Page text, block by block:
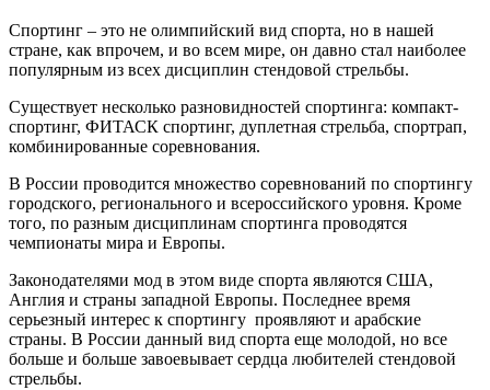
Спортинг – это не олимпийский вид спорта, но в нашей
стране, как впрочем, и во всем мире, он давно стал наиболее
популярным из всех дисциплин стендовой стрельбы.
Существует несколько разновидностей спортинга: компакт-
спортинг, ФИТАСК спортинг, дуплетная стрельба, спортрап,
комбинированные соревнования.
В России проводится множество соревнований по спортингу
городского, регионального и всероссийского уровня. Кроме
того, по разным дисциплинам спортинга проводятся
чемпионаты мира и Европы.
Законодателями мод в этом виде спорта являются США,
Англия и страны западной Европы. Последнее время
серьезный интерес к спортингу проявляют и арабские
страны. В России данный вид спорта еще молодой, но все
больше и больше завоевывает сердца любителей стендовой
стрельбы.